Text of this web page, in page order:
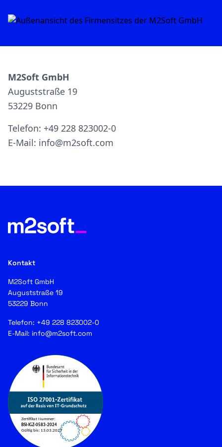
M2Soft GmbH
Auguststraße 19
53229 Bonn
Telefon: +49 228 823002-0
E-Mail: info@m2soft.com
Kontakt
M2Soft GmbH
Auguststraße 19
53229 Bonn
Telefon: +49 228 823002-0
E-Mail: info@m2soft.com